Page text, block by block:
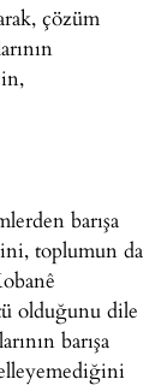
çözüm
barışa
toplumun da
olduğunu dile
barışa